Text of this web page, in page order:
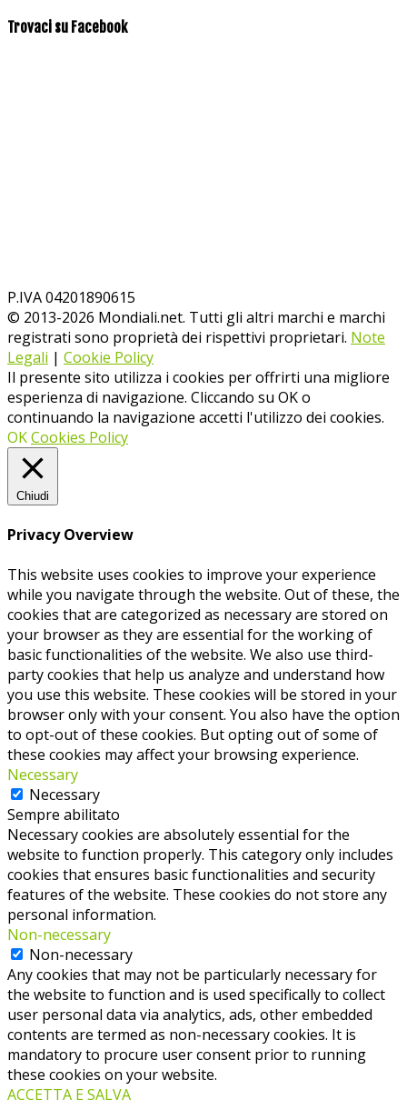
Trovaci su Facebook
P.IVA 04201890615
© 2013-2026 Mondiali.net. Tutti gli altri marchi e marchi
registrati sono proprietà dei rispettivi proprietari. Note
Legali | Cookie Policy
Il presente sito utilizza i cookies per offrirti una migliore
esperienza di navigazione. Cliccando su OK o
continuando la navigazione accetti l'utilizzo dei cookies.
OKCookies Policy
Chiudi
Privacy Overview
This website uses cookies to improve your experience
while you navigate through the website. Out of these, the
cookies that are categorized as necessary are stored on
your browser as they are essential for the working of
basic functionalities of the website. We also use third-
party cookies that help us analyze and understand how
you use this website. These cookies will be stored in your
browser only with your consent. You also have the option
to opt-out of these cookies. But opting out of some of
these cookies may affect your browsing experience.
Necessary
Necessary
Sempre abilitato
Necessary cookies are absolutely essential for the
website to function properly. This category only includes
cookies that ensures basic functionalities and security
features of the website. These cookies do not store any
personal information.
Non-necessary
Non-necessary
Any cookies that may not be particularly necessary for
the website to function and is used specifically to collect
user personal data via analytics, ads, other embedded
contents are termed as non-necessary cookies. It is
mandatory to procure user consent prior to running
these cookies on your website.
ACCETTA E SALVA